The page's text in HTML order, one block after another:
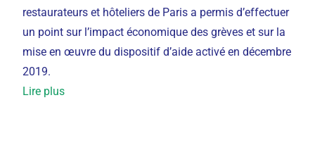
restaurateurs et hôteliers de Paris a permis d’effectuer
un point sur l’impact économique des grèves et sur la
mise en œuvre du dispositif d’aide activé en décembre
2019.
Lire plus